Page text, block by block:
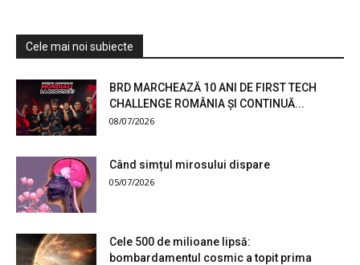
Cele mai noi subiecte
BRD MARCHEAZĂ 10 ANI DE FIRST TECH
CHALLENGE ROMÂNIA ȘI CONTINUĂ...
08/07/2026
Când simțul mirosului dispare
05/07/2026
Cele 500 de milioane lipsă:
bombardamentul cosmic a topit prima